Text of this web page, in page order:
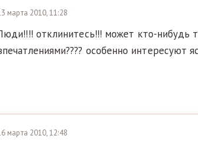
марта 2010, 11:28
отклинитесь!!! может кто-нибудь
особенно интересуют
марта 2010, 12:48